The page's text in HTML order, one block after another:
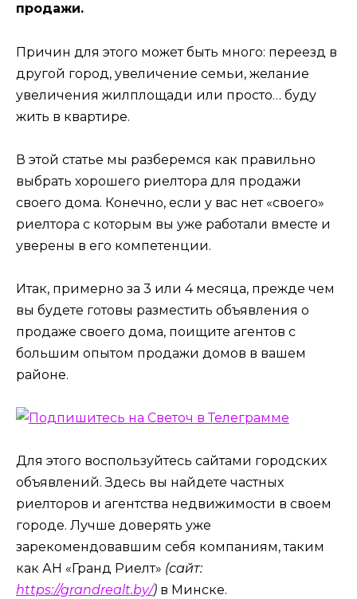
продажи.
Причин для этого может быть много: переезд в
другой город, увеличение семьи, желание
увеличения жилплощади или просто… буду
жить в квартире.
В этой статье мы разберемся как правильно
выбрать хорошего риелтора для продажи
своего дома. Конечно, если у вас нет «своего»
риелтора с которым вы уже работали вместе и
уверены в его компетенции.
Итак, примерно за 3 или 4 месяца, прежде чем
вы будете готовы разместить объявления о
продаже своего дома, поищите агентов с
большим опытом продажи домов в вашем
районе.
Для этого воспользуйтесь сайтами городских
объявлений. Здесь вы найдете частных
риелторов и агентства недвижимости в своем
городе. Лучше доверять уже
зарекомендовавшим себя компаниям, таким
как АН «Гранд Риелт» (сайт:
https://grandrealt.by/) в Минске.